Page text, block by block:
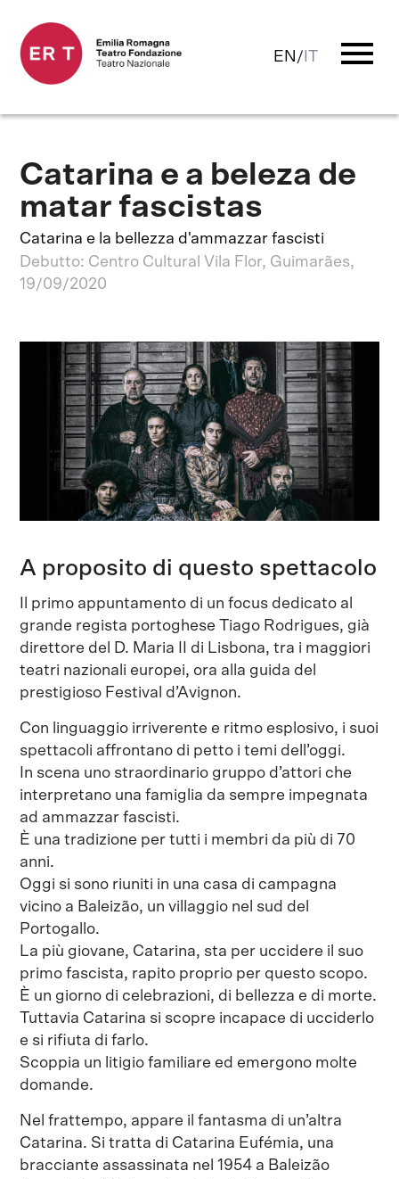
EN / IT menu
Catarina e a beleza de
matar fascistas
Catarina e la bellezza d'ammazzar fascisti
Debutto: Centro Cultural Vila Flor, Guimarães,
19/09/2020
A proposito di questo spettacolo
Il primo appuntamento di un focus dedicato al
grande regista portoghese Tiago Rodrigues, già
direttore del D. Maria II di Lisbona, tra i maggiori
teatri nazionali europei, ora alla guida del
prestigioso Festival d’Avignon.
Con linguaggio irriverente e ritmo esplosivo, i suoi
spettacoli affrontano di petto i temi dell’oggi.
In scena uno straordinario gruppo d’attori che
interpretano una famiglia da sempre impegnata
ad ammazzar fascisti.
È una tradizione per tutti i membri da più di 70
anni.
Oggi si sono riuniti in una casa di campagna
vicino a Baleizão, un villaggio nel sud del
Portogallo.
La più giovane, Catarina, sta per uccidere il suo
primo fascista, rapito proprio per questo scopo.
È un giorno di celebrazioni, di bellezza e di morte.
Tuttavia Catarina si scopre incapace di ucciderlo
e si rifiuta di farlo.
Scoppia un litigio familiare ed emergono molte
domande.
Nel frattempo, appare il fantasma di un’altra
Catarina. Si tratta di Catarina Eufémia, una
bracciante assassinata nel 1954 a Baleizão